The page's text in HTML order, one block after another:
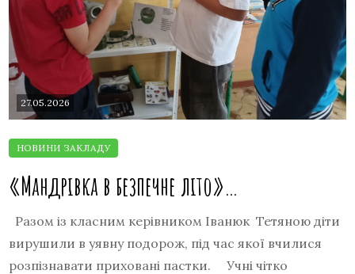
27.05.2026
«Мандрівка в безпечне літо»…
Разом із класним керівником Іванюк Тетяною діти
вирушили в уявну подорож, під час якої вчилися
розпізнавати приховані пастки. Учні чітко